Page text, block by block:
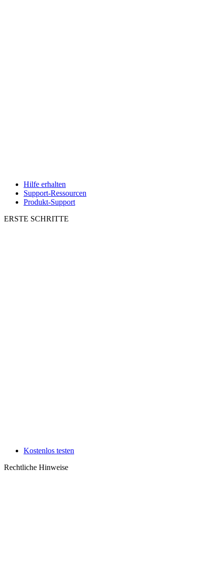
Hilfe erhalten
Support-Ressourcen
Produkt-Support
ERSTE SCHRITTE
Kostenlos testen
Rechtliche Hinweise